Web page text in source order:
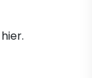
hier.